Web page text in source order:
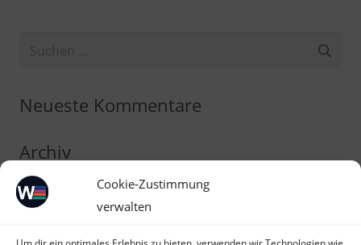
Cookie-Zustimmung
verwalten
Neueste Kommentare
Archiv
Kategorien